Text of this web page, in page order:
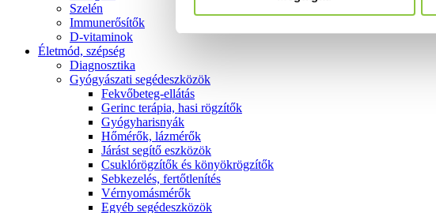
Szelén
Immunerősítők
D-vitaminok
Életmód, szépség
Diagnosztika
Gyógyászati segédeszközök
Fekvőbeteg-ellátás
Gerinc terápia, hasi rögzítők
Gyógyharisnyák
Hőmérők, lázmérők
Járást segítő eszközök
Csuklórögzítők és könyökrögzítők
Sebkezelés, fertőtlenítés
Vérnyomásmérők
Egyéb segédeszközök